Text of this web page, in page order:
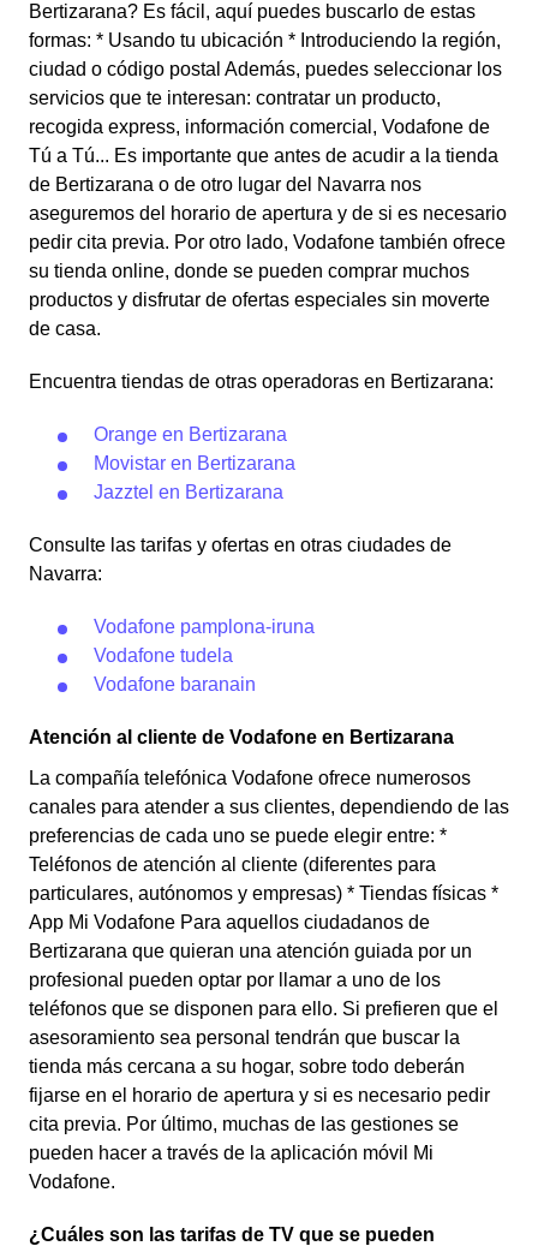
Bertizarana? Es fácil, aquí puedes buscarlo de estas
formas: * Usando tu ubicación * Introduciendo la región,
ciudad o código postal Además, puedes seleccionar los
servicios que te interesan: contratar un producto,
recogida express, información comercial, Vodafone de
Tú a Tú... Es importante que antes de acudir a la tienda
de Bertizarana o de otro lugar del Navarra nos
aseguremos del horario de apertura y de si es necesario
pedir cita previa. Por otro lado, Vodafone también ofrece
su tienda online, donde se pueden comprar muchos
productos y disfrutar de ofertas especiales sin moverte
de casa.
Encuentra tiendas de otras operadoras en Bertizarana:
Orange en Bertizarana
Movistar en Bertizarana
Jazztel en Bertizarana
Consulte las tarifas y ofertas en otras ciudades de
Navarra:
Vodafone pamplona-iruna
Vodafone tudela
Vodafone baranain
Atención al cliente de Vodafone en Bertizarana
La compañía telefónica Vodafone ofrece numerosos
canales para atender a sus clientes, dependiendo de las
preferencias de cada uno se puede elegir entre: *
Teléfonos de atención al cliente (diferentes para
particulares, autónomos y empresas) * Tiendas físicas *
App Mi Vodafone Para aquellos ciudadanos de
Bertizarana que quieran una atención guiada por un
profesional pueden optar por llamar a uno de los
teléfonos que se disponen para ello. Si prefieren que el
asesoramiento sea personal tendrán que buscar la
tienda más cercana a su hogar, sobre todo deberán
fijarse en el horario de apertura y si es necesario pedir
cita previa. Por último, muchas de las gestiones se
pueden hacer a través de la aplicación móvil Mi
Vodafone.
¿Cuáles son las tarifas de TV que se pueden